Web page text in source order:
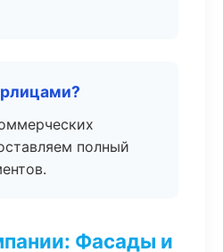
полный
Фасады и